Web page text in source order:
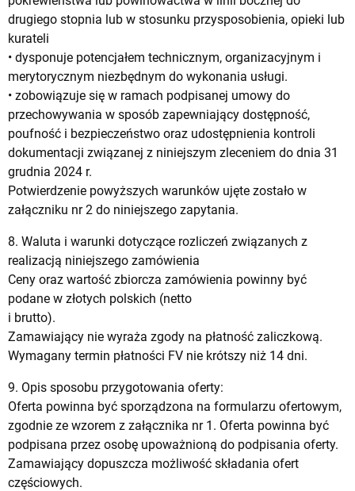
drugiego stopnia lub w stosunku przysposobienia, opieki lub
kurateli
• dysponuje potencjałem technicznym, organizacyjnym i
merytorycznym niezbędnym do wykonania usługi.
• zobowiązuje się w ramach podpisanej umowy do
przechowywania w sposób zapewniający dostępność,
poufność i bezpieczeństwo oraz udostępnienia kontroli
dokumentacji związanej z niniejszym zleceniem do dnia 31
grudnia 2024 r.
Potwierdzenie powyższych warunków ujęte zostało w
załączniku nr 2 do niniejszego zapytania.
8. Waluta i warunki dotyczące rozliczeń związanych z
realizacją niniejszego zamówienia
Ceny oraz wartość zbiorcza zamówienia powinny być
podane w złotych polskich (netto
i brutto).
Zamawiający nie wyraża zgody na płatność zaliczkową.
Wymagany termin płatności FV nie krótszy niż 14 dni.
9. Opis sposobu przygotowania oferty:
Oferta powinna być sporządzona na formularzu ofertowym,
zgodnie ze wzorem z załącznika nr 1. Oferta powinna być
podpisana przez osobę upoważnioną do podpisania oferty.
Zamawiający dopuszcza możliwość składania ofert
częściowych.